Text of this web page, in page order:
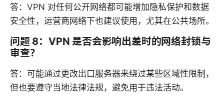
答：VPN 对任何公开网络都可能增加隐私保护和数据
安全性，运营商网络下也建议使用，尤其在公共场所。
问题 8：VPN 是否会影响出差时的网络封锁与
审查？
答：可能通过更改出口服务器来绕过某些区域性限制，
但也要遵守当地法律法规，避免用于违法活动。